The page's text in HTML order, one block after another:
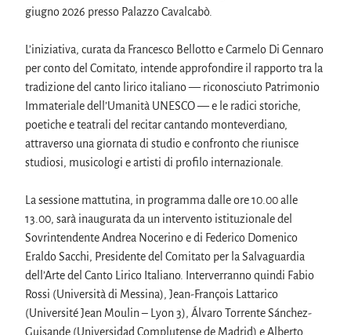
giugno 2026 presso Palazzo Cavalcabò.
L’iniziativa, curata da Francesco Bellotto e Carmelo Di Gennaro
per conto del Comitato, intende approfondire il rapporto tra la
tradizione del canto lirico italiano — riconosciuto Patrimonio
Immateriale dell’Umanità UNESCO — e le radici storiche,
poetiche e teatrali del recitar cantando monteverdiano,
attraverso una giornata di studio e confronto che riunisce
studiosi, musicologi e artisti di profilo internazionale.
La sessione mattutina, in programma dalle ore 10.00 alle
13.00, sarà inaugurata da un intervento istituzionale del
Sovrintendente Andrea Nocerino e di Federico Domenico
Eraldo Sacchi, Presidente del Comitato per la Salvaguardia
dell’Arte del Canto Lirico Italiano. Interverranno quindi Fabio
Rossi (Università di Messina), Jean-François Lattarico
(Université Jean Moulin – Lyon 3), Álvaro Torrente Sánchez-
Guisande (Universidad Complutense de Madrid) e Alberto